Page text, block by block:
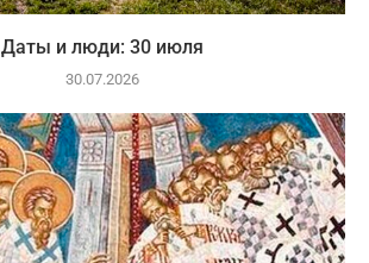
Даты и люди: 30 июля
30.07.2026